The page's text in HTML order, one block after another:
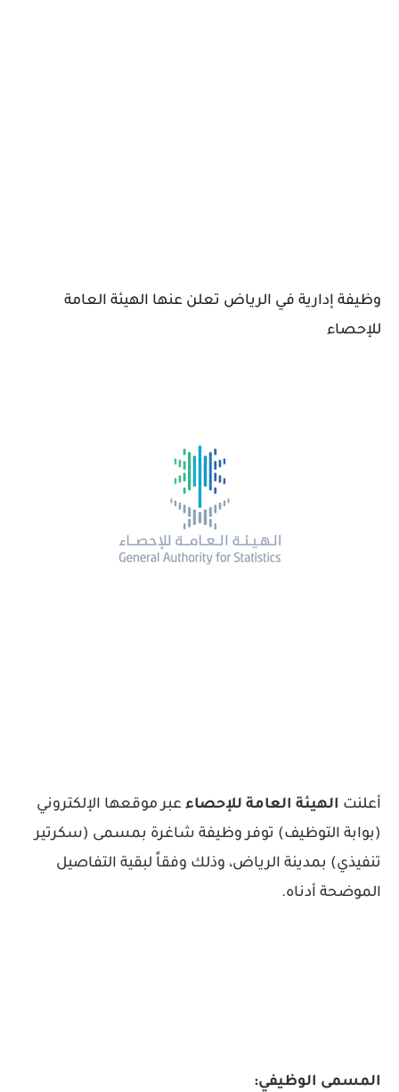
وظيفة إدارية في الرياض تعلن عنها الهيئة العامة
للإحصاء
أعلنت الهيئة العامة للإحصاء عبر موقعها الإلكتروني
(بوابة التوظيف) توفر وظيفة شاغرة بمسمى (سكرتير
تنفيذي) بمدينة الرياض، وذلك وفقاً لبقية التفاصيل
الموضحة أدناه.
المسمى الوظيفي: